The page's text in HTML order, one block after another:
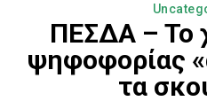
ΠΕΣΔΑ – Το
ψηφοφορίας
τα